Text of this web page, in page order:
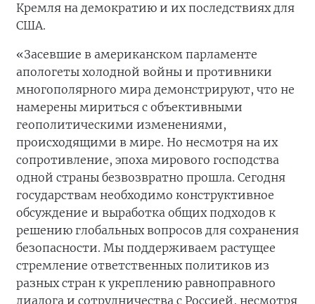
Кремля на демократию и их последствиях для
США.
«Засевшие в американском парламенте
апологеты холодной войны и противники
многополярного мира демонстрируют, что не
намерены мириться с объективными
геополитическими изменениями,
происходящими в мире. Но несмотря на их
сопротивление, эпоха мирового господства
одной страны безвозвратно прошла. Сегодня
государствам необходимо конструктивное
обсуждение и выработка общих подходов к
решению глобальных вопросов для сохранения
безопасности. Мы поддерживаем растущее
стремление ответственных политиков из
разных стран к укреплению равноправного
диалога и сотрудничества с Россией, несмотря